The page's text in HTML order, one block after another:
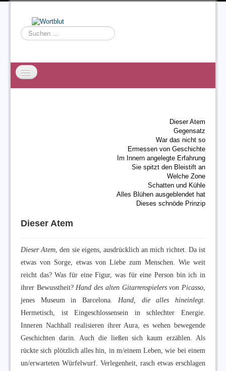
Suchen
...
Dieser Atem
Gegensatz
War das nicht so
Ermessen von Geschichte
Im Innern angelegte Erfahrung
Sie spitzt den Bleistift an
Welche Zone
Schatten und Kühle
Alles Blühen ausgeblendet hat
Dieses schnöde Prinzip
Dieser Atem
Dieser Atem , den sie eigens, ausdrücklich an mich richtet. Da ist
etwas von Sorge, etwas von Liebe zum Menschen. Wie weit
reicht das? Was für eine Figur, was für eine Person bin ich in
ihrer Bewusstheit? Hand des alten Gitarrenspielers von Picasso
jenes Museum in Barcelona. Hand, die alles hineinlegt
Hermetisch, ist Eingeschlossensein in schlechter Energie.
Inneren Nachhall realisieren ihrer Aura, es wehen bewegende
Geschichten darin. Auch die ließen sich kaum erzählen. Als
rückte sich plötzlich alles hin, in m/einem Leben, wie bei einem
un/erwarteten Würfelwurf. Verlegenheit, rasch etwas erschlagen